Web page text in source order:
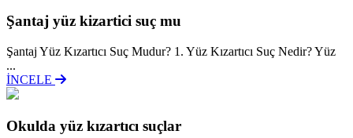
Şantaj yüz kizartici suç mu
Şantaj Yüz Kızartıcı Suç Mudur? 1. Yüz Kızartıcı Suç Nedir? Yüz
...
İNCELE
Okulda yüz kızartıcı suçlar